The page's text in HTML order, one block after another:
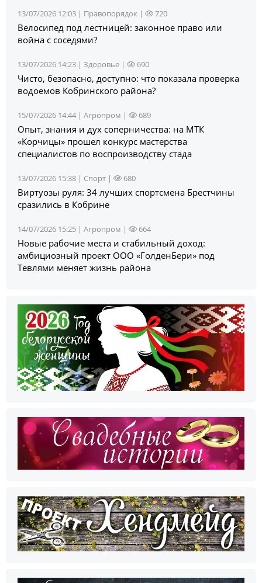
13/07/2026 12:03 | Правопорядок | 720
Велосипед под лестницей: законное право или
война с соседями?
13/07/2026 14:23 | Здоровье | 690
Чисто, безопасно, доступно: что показала проверка
водоемов Кобринского района?
15/07/2026 14:44 | Агропром | 689
Опыт, знания и дух соперничества: на МТК
«Корчицы» прошел конкурс мастерства
специалистов по воспроизводству стада
13/07/2026 15:38 | Спорт | 680
Виртуозы руля: 34 лучших спортсмена Брестчины
сразились в Кобрине
14/07/2026 15:25 | Агропром | 664
Новые рабочие места и стабильный доход:
амбициозный проект ООО «ГолденБери» под
Тевлями меняет жизнь района